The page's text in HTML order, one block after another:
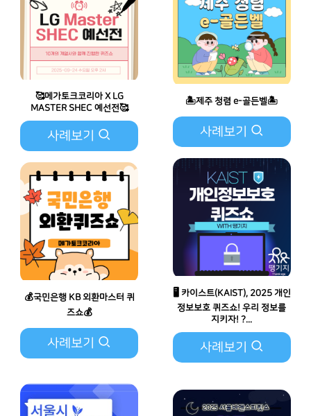
🥰메가토크코리아 X LG
MASTER SHEC 예선전🥰
사례보기
🏝️제주 청렴 e-골든벨🏝️
사례보기
💰국민은행 KB 외환마스터 퀴
즈쇼💰
사례보기
🖥️ 카이스트(KAIST), 2025 개인
정보보호 퀴즈쇼! 우리 정보를
지키자! ?...
사례보기